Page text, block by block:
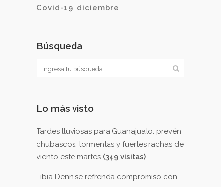
Covid-19, diciembre
Búsqueda
Lo más visto
Tardes lluviosas para Guanajuato: prevén
chubascos, tormentas y fuertes rachas de
viento este martes (349 visitas)
Libia Dennise refrenda compromiso con